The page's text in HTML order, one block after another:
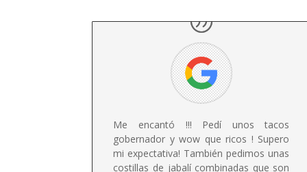
Me encantó !!! Pedí unos tacos
gobernador y wow que ricos ! Supero
mi expectativa! También pedimos unas
costillas de jabalí combinadas que son